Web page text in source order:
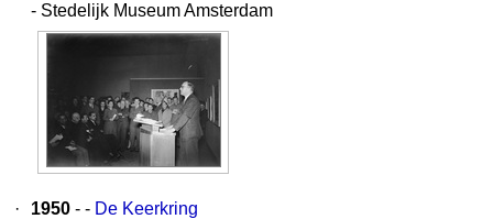
- Stedelijk Museum Amsterdam
· 1950 - - De Keerkring